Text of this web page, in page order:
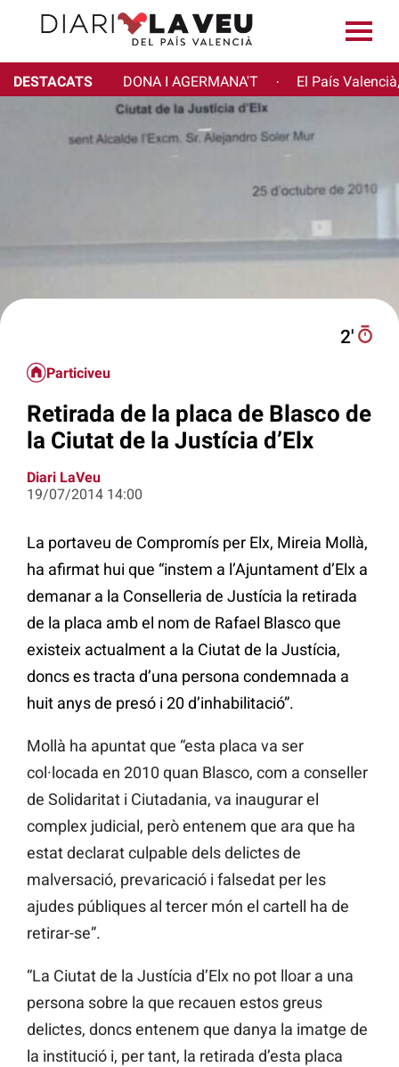
DESTACATS DONA I AGERMANA'T · El País
2′
Particiveu
Retirada de la placa de Blasco de
la Ciutat de la Justícia d’Elx
Diari LaVeu
19/07/2014 14:00
La portaveu de Compromís per Elx, Mireia Mollà,
ha afirmat hui que “instem a l’Ajuntament d’Elx a
demanar a la Conselleria de Justícia la retirada
de la placa amb el nom de Rafael Blasco que
existeix actualment a la Ciutat de la Justícia,
doncs es tracta d’una persona condemnada a
huit anys de presó i 20 d’inhabilitació”.
Mollà ha apuntat que “esta placa va ser
col·locada en 2010 quan Blasco, com a conseller
de Solidaritat i Ciutadania, va inaugurar el
complex judicial, però entenem que ara que ha
estat declarat culpable dels delictes de
malversació, prevaricació i falsedat per les
ajudes públiques al tercer món el cartell ha de
retirar-se”.
“La Ciutat de la Justícia d’Elx no pot lloar a una
persona sobre la que recauen estos greus
delictes, doncs entenem que danya la imatge de
la institució i, per tant, la retirada d’esta placa